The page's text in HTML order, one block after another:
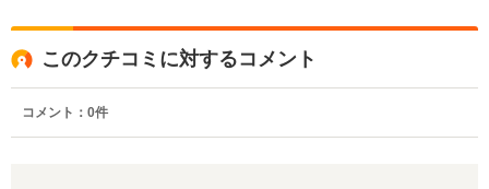
このクチコミに対するコメント
コメント： 0件